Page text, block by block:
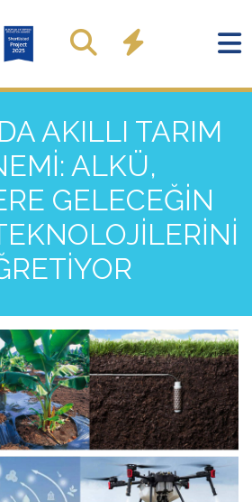
AKILLI TARIM
ALKÜ,
GELECEĞİN